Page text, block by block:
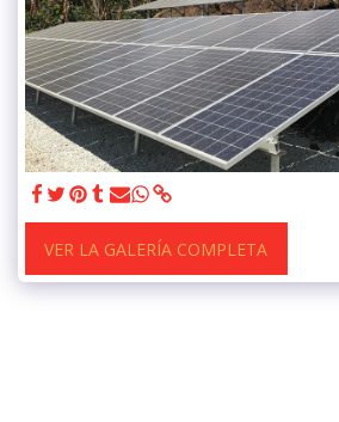
VER LA GALERÍA COMPLETA